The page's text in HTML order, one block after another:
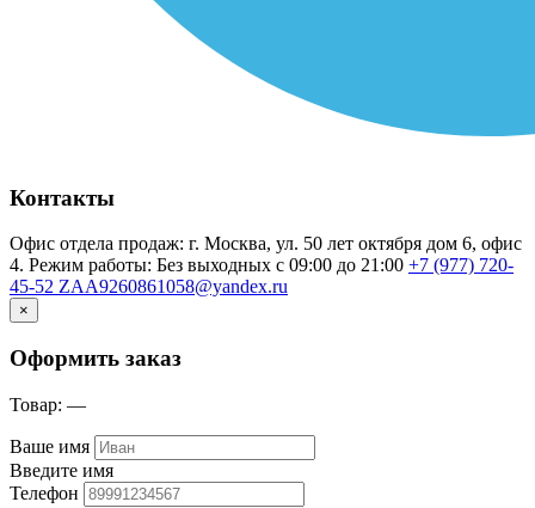
Контакты
Офис отдела продаж: г. Москва, ул. 50 лет октября дом 6, офис
4. Режим работы: Без выходных с 09:00 до 21:00 +7 (977) 720-
45-52 ZAA9260861058@yandex.ru
×
Оформить заказ
Товар: —
Ваше имя
Введите имя
Телефон